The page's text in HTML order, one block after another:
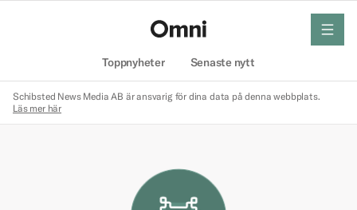
Toppnyheter Senaste nytt
meny
Schibsted News Media AB är ansvarig för dina data på denna webbplats.
Läs mer här